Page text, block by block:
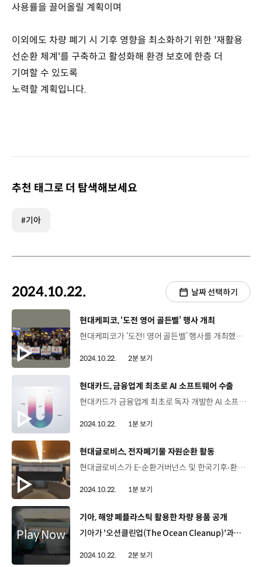
사용률을 끌어올릴 계획이며
이외에도 차량 폐기 시 기후 영향을 최소화하기 위한 '재활용
선순환 체계'를 구축하고 활성화해 환경 보호에 한층 더
기여할 수 있도록
노력할 계획입니다.
추천 태그로 더 탐색해보세요
#기아
2024.10.22. 날짜 선택하기
[동영상]
현대케피코, ‘도전 영어 골든벨’ 행사 개최
현대케피코가 ‘도전! 영어 골든벨’ 행사를 개최했습니다. 도전! 영어 골든벨은 지난해 자체 개발한 현대케피코 특화 어학 교재를 기반으로 출제된 영어 퀴즈를 풀며 최고수를 가리는 자리인데요, 참가자들의 치열한 경쟁 끝에 최종 골든벨을 울린 영예의 주인공이 탄생했습니다. 신동선 책임매니저/ 현대케피코 ICT정보화팀쟁쟁한 경쟁자분들을 제치고 우승을 하게 됐는데 실력이라기 보다 운이 좋았던 것 같습니다 앞으로도 영어 공부 열심히 하고 이렇게 좋은 행사 마련해주신 회사에 다시 한번 감사 말씀드립니다. 한편 참가자들은 퀴즈 뿐만 아니라 장기자랑과 축하공연 등 다양한 콘텐츠들을 즐기며 순위와 관계없이 한 마음으로 즐거운 추억을 남겼습니다. 현대케피코는 임직원의 글로벌 역량을 향상시키기 위해 사내 원포인트 클래스, 튜터링, 영어집중과정 등 다양한 프로그램을 운영 중인데요 앞으로도 임직원에게 실질적 도움이 되는 어학 프로그램 확대에 더욱 힘쓸 예정입니다.
2024.10.22. 2분 보기
[동영상]
현대카드, 금융업계 최초로 AI 소프트웨어 수출
현대카드가 금융업계 최초로 독자 개발한 AI 소프트웨어인 유니버스(UNIVERSE)를 일본 빅3 신용카드사 SMCC에 수출하는 계약을 체결했습니다. 유니버스는 현대카드가 자체 개발한 데이터 사이언스 기반 고객 초개인화 AI 플랫폼인데요, '태그'를 통해 개인의 행동과 성향, 상태를 예측해 고객을 직접 타기팅 할 수 있고, 업종 상관없이 비즈니스 전 영역에 적용 가능한 것이 특징입니다. 현대카드의 이번 수출은 대한민국 금융사 중 첫 번째 '업의 전환' 사례가 됐다는 점에서 의미가 깊은데요, 이로써 현대카드는 독자 기술로 AI 소프트웨어를 개발하고 수출까지 한 대한민국 최초의 금융사로 입지를 확고히 하게 됐습니다.
2024.10.22. 1분 보기
[동영상]
현대글로비스, 전자폐기물 자원순환 활동
현대글로비스가 E-순환거버넌스 및 한국기후∙환경네트워크와 ‘E-Waste Zero, 탄소중립 및 환경경영 실천을 위한 업무협약(MOU)’을 체결했습니다. E-순환거버넌스는 국내 유일의 폐전기·전자제품 재활용공제조합인데요, 협약에 따라 현대글로비스는 E-순환거버넌스가 추진하는 '모두비움, ESG나눔' 자원순환 활동에 적극 참여하게 됩니다. 현대글로비스는 지난달 ‘자원순환의 날’ 캠페인을 전개하며 사업장과 임직원들의 가정에서 발생한 폐전자제품 총 200대 이상을 수집했는데요, 해당 제품들은 E-순환거버넌스에서 무상으로 수거하고, 품목별로 적정 처리공정을 거쳐 철, 구리, 알루미늄 등으로 분리해 재자원화 될 예정입니다.
2024.10.22. 1분 보기
[동영상]
기아, 해양 폐플라스틱 활용한 차량 용품 공개
기아가 '오션클린업(The Ocean Cleanup)'과의 협업을 통해 해양 폐플라스틱을 활용한 자동차 용품인 EV3 전용 한정판 트렁크 라이너를 선보였습니다. 오션클린업은 플라스틱 없는 바다를 목표로 해양 플라스틱 및 쓰레기 제거 활동을 하는 네덜란드 비영리단체인데요, 기아는 2022년, 오션클린업과 지속 가능한 지구를 만들기 위한 파트너십을 체결하고 해양 폐플라스틱 수거 및 재자원화 사업을 진행하고 있습니다. 이번에 공개한 EV3 전용 한정판 트렁크 라이너는 세계 최초로 태평양 거대 쓰레기 지대에서 수거한 후 추출한 해양 폐플라스틱으로 만든 차량 용품인데요, 재활용 해양 폐플라스틱 40%를 사용했으며, 기존 트렁크 라이너만큼 우수한 내구성과 품질을 자랑합니다. 한편, 기아는 향후 2030년까지 완성차의 재활용 플라스틱 사용률을 끌어올릴 계획이며 이외에도 차량 폐기 시 기후 영향을 최소화하기 위한 '재활용 선순환 체계'를 구축하고 활성화해 환경 보호에 한층 더 기여할 수 있도록 노력할 계획입니다.
2024.10.22. 2분 보기